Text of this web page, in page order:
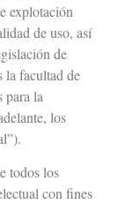
explotación
de uso, así
de
la facultad de
para la
los
todos los
con fines